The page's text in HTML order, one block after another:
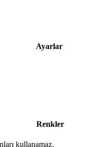
Ayarlar
Renkler
kullanamaz.